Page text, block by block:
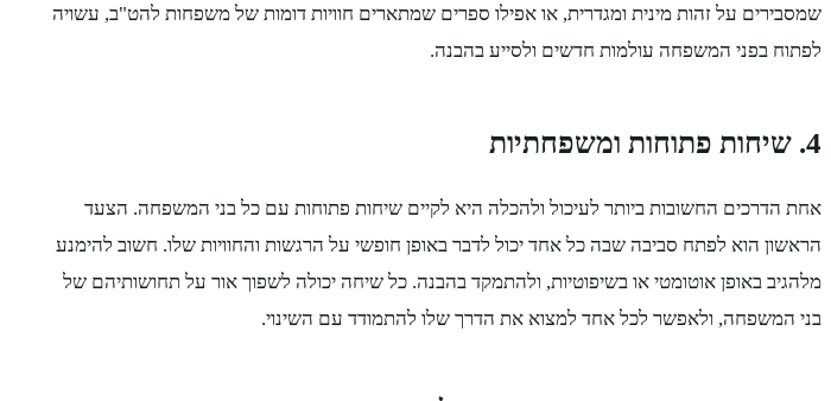
שמסבירים על זהות מינית ומגדרית, או אפילו ספרים שמתארים חוויות דומות של משפחות להט"ב, עשויה
לפתוח בפני המשפחה עולמות חדשים ולסייע בהבנה.
4. שיחות פתוחות ומשפחתיות
אחת הדרכים החשובות ביותר לעיכול ולהכלה היא לקיים שיחות פתוחות עם כל בני המשפחה. הצעד
הראשון הוא לפתח סביבה שבה כל אחד יכול לדבר באופן חופשי על הרגשות והחוויות שלו. חשוב להימנע
מלהגיב באופן אוטומטי או בשיפוטיות, ולהתמקד בהבנה. כל שיחה יכולה לשפוך אור על תחושותיהם של
בני המשפחה, ולאפשר לכל אחד למצוא את הדרך שלו להתמודד עם השינוי.